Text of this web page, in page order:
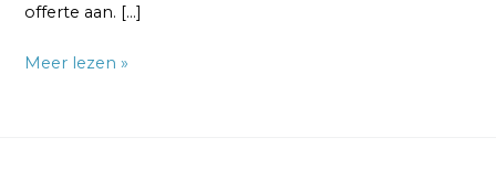
offerte aan. […]
Meer lezen »